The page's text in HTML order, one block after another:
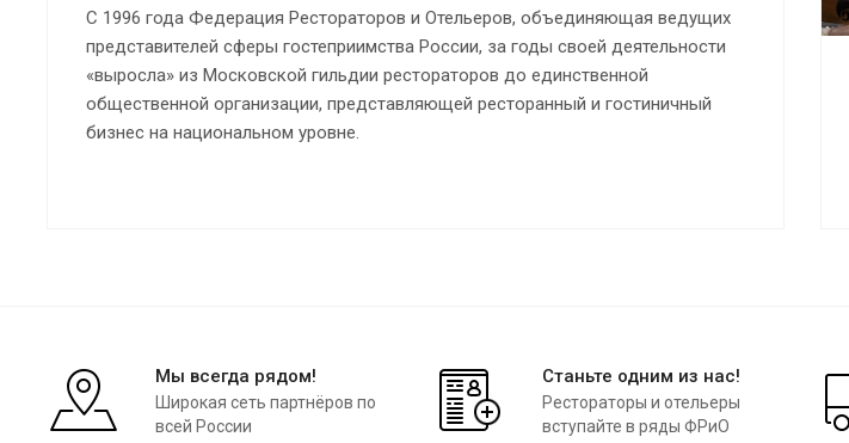
С 1996 года Федерация Рестораторов и Отельеров, объединяющая ведущих
представителей сферы гостеприимства России, за годы своей деятельности
«выросла» из Московской гильдии рестораторов до единственной
общественной организации, представляющей ресторанный и гостиничный
бизнес на национальном уровне.
Мы всегда рядом!
Широкая сеть партнёров по
всей России
Станьте одним из нас!
Рестораторы и отельеры
вступайте в ряды ФРиО